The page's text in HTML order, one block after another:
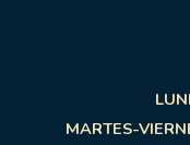
MARTES-